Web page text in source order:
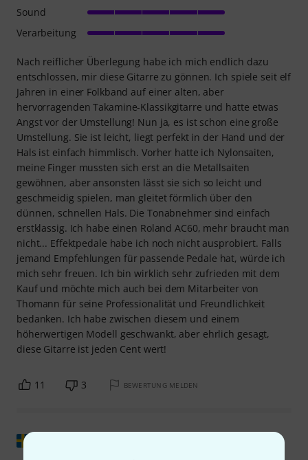
Nach reiflicher Überlegung habe ich mich endlich dazu
entschlossen, mir diese Gitarre zu gönnen. Ich spiele seit elf
Jahren in einer Folkband auf einer alten, aber
hervorragenden Takamine-Klassikgitarre und hatte etwas
Angst vor der Umstellung! Nun ja, es ist schon eine große
Umstellung. Sie ist leicht, liegt perfekt in der Hand und der
Hals ist einfach himmlisch. Vorher hatte ich Nylonsaiten,
meine Finger mussten sich erst an die Metallsaiten
gewöhnen, aber ansonsten lässt sie sich so leicht und
geschmeidig spielen, man gleitet förmlich über den
dünnen, schnellen Hals. Die Tonabnehmer sind einfach
erstklassig. Ich habe einen Roland AC60, mehr braucht man
nicht... Effektpedale habe ich noch nicht ausprobiert. Falls
jemand Empfehlungen für passende Pedale hat, würde ich
mich sehr freuen. Ich bin wirklich sehr zufrieden mit dem
Kauf und möchte mich auch bei dem Mitarbeiter von
Thomann für seine Professionalität und Freundlichkeit
bedanken. Ich habe zwischen diesem und einem
höherwertigen Modell geschwankt, aber ehrlich gesagt,
diese Gitarre ist jeden Cent wert!
Sound
Verarbeitung
11 3 BEWERTUNG MELDEN